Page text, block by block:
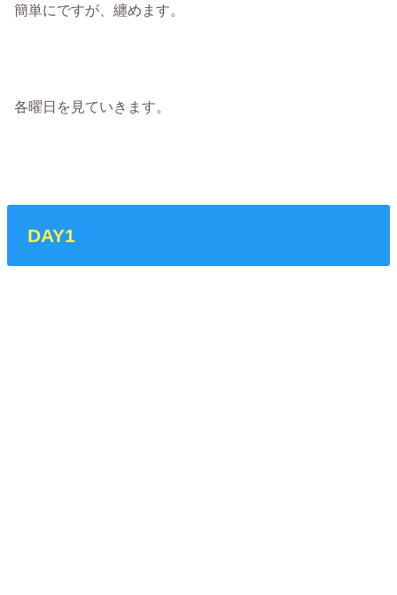
簡単にですが、纏めます。
各曜日を見ていきます。
DAY1